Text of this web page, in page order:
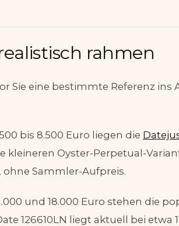
rahmen
Sie eine bestimmte Referenz ins
bis 8.500 Euro liegen die
kleineren Oyster-Perpetual-
ohne Sammler-Aufpreis.
und 18.000 Euro stehen die
126610LN liegt aktuell bei etwa